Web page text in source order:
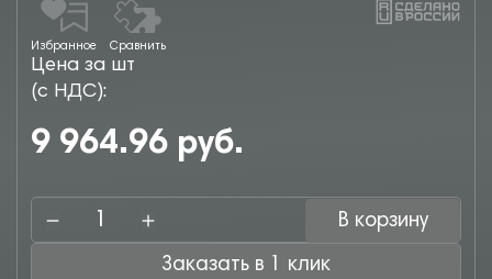
Избранное Сравнить
Цена за шт
(с НДС):
9 964.96 руб.
В корзину
Заказать в 1 клик